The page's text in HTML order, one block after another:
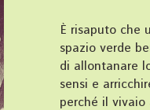
È risaputo che
spazio verde
di allontanare
sensi e
perché il vivaio